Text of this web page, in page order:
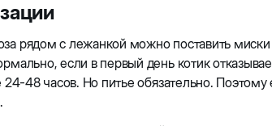
рядом с лежанкой можно поставить
если в первый день котик
48 часов. Но питье обязательно.